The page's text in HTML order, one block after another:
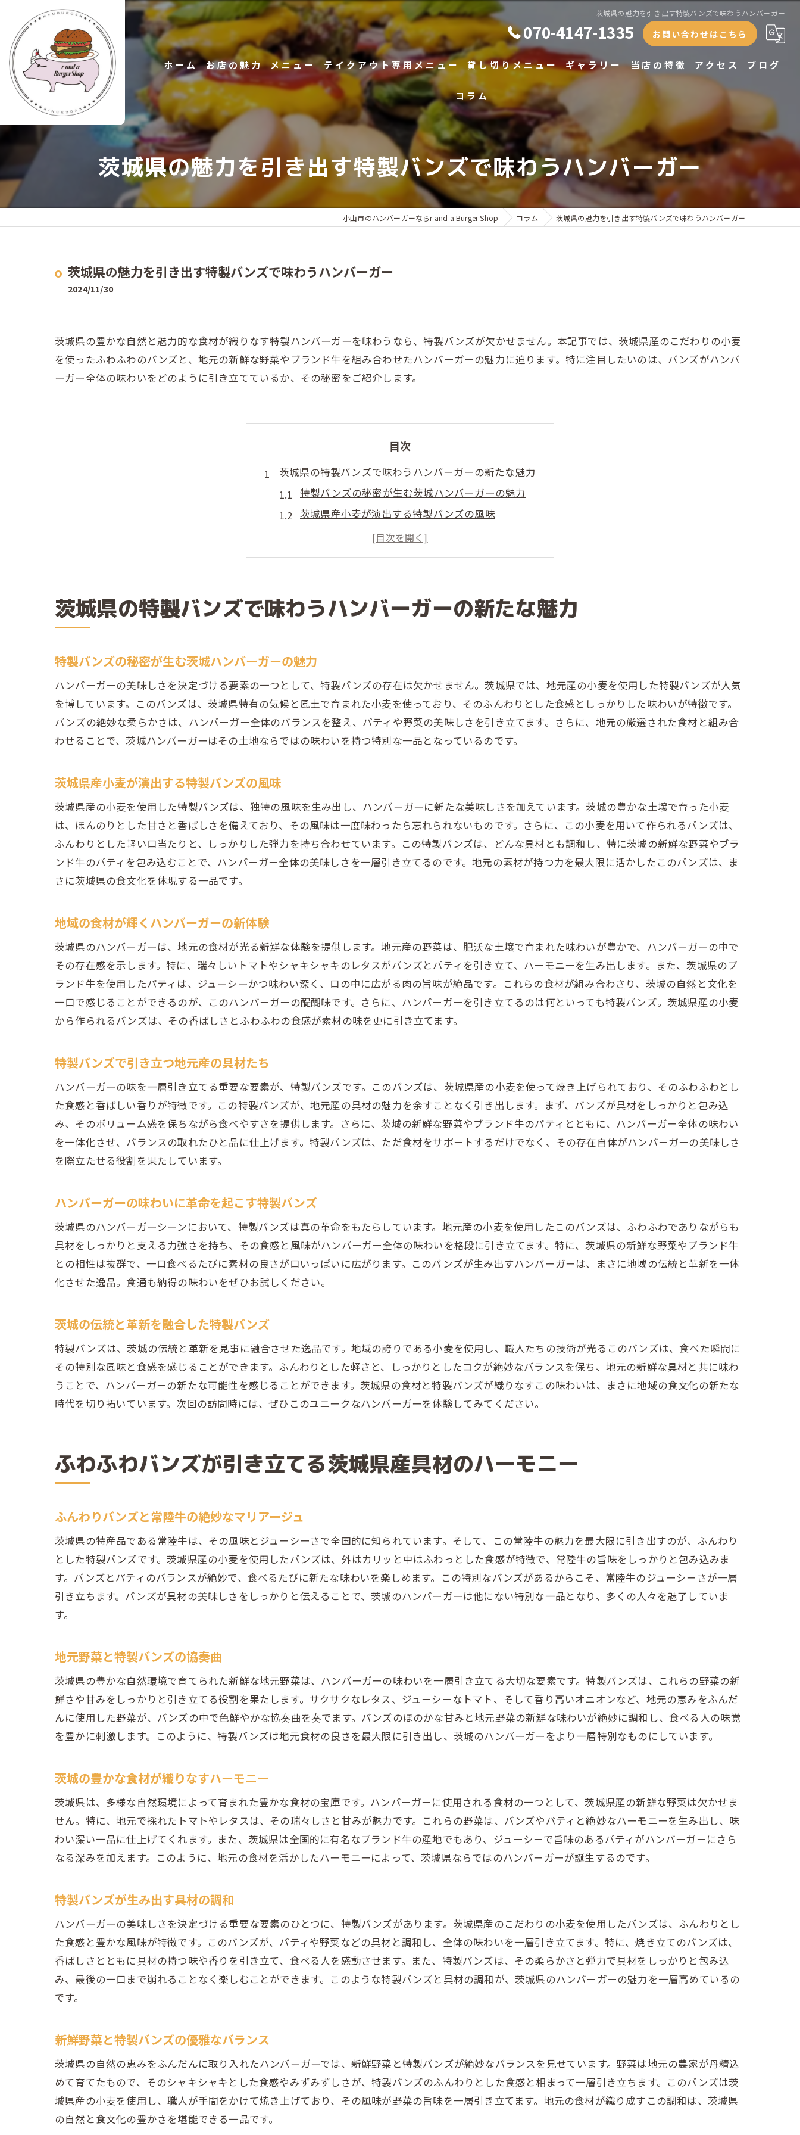
茨城県の魅力を引き出す特製バンズで味わうハンバーガー
070-4147-1335 お問い合わせはこちら
ホーム お店の魅力
ハンバーガーへのこだわり
メニュー テイクアウト専用メニュー 貸し切りメニュー ギャラリー 当店の特徴
ランチ
ディナー
テイクアウト
専門店
貸切
アクセス ブログ
コラム
茨城県の魅力を引き出す特製バンズで味わうハンバーガー
小山市のハンバーガーならr and a Burger Shop コラム 茨城県の魅力を引き出す特製バンズで味わうハンバーガー
茨城県の魅力を引き出す特製バンズで味わうハンバーガー
2024/11/30
茨城県の豊かな自然と魅力的な食材が織りなす特製ハンバーガーを味わうなら、特製バンズが欠かせません。本記事では、茨城県産のこだわりの小麦
を使ったふわふわのバンズと、地元の新鮮な野菜やブランド牛を組み合わせたハンバーガーの魅力に迫ります。特に注目したいのは、バンズがハンバ
ーガー全体の味わいをどのように引き立てているか、その秘密をご紹介します。
目次
茨城県の特製バンズで味わうハンバーガーの新たな魅力
特製バンズの秘密が生む茨城ハンバーガーの魅力
茨城県産小麦が演出する特製バンズの風味
地域の食材が輝くハンバーガーの新体験
特製バンズで引き立つ地元産の具材たち
茨城の伝統と革新を融合した特製バンズ
ふわふわバンズが引き立てる茨城県産具材のハーモニー
地元野菜と特製バンズの協奏曲
茨城の豊かな食材が織りなすハーモニー
特製バンズが生み出す具材の調和
新鮮野菜と特製バンズの優雅なバランス
ハンバーガーにおけるバンズと具材の絶妙な関係
地域の恵みが詰まったバンズの秘密
ハンバーガーを極める地元小麦のチカラ
特製バンズのふわふわ食感の秘密
茨城の自然が育む小麦粉の力
地元食材とバンズの絶妙なシナジー
茨城県産特製バンズで味わう食材の一体感
食材の個性を引き立てるバンズの役割
特製バンズで楽しむ茨城の食材の融合
茨城の自然が生み出す豊かな味わい
ハンバーガーにおける自然の力を感じる瞬間
地産地消がもたらす究極の味わい
地元ブランド牛と特製バンズの贅沢な組み合わせ
常陸牛とバンズの豪華なコラボレーション
特製バンズで味わうブランド牛の余韻
贅沢な味わいを支える特製バンズの役割
ブランド牛とバンズの贅沢な織り成し
ハンバーガーの新境地を切り開く茨城県産バンズ
茨城県産バンズが切り開くハンバーガーの未来
新しいハンバーガー体験を提供する茨城バンズ
茨城の伝統が生み出すバンズの革新
地域から発信するバンズの新たな可能性
茨城バンズがもたらすハンバーガーの新たな展望
風土が味を引き立てる特製ハンバーガー
茨城の風土から生まれる豊かな味わい
特製バンズが語る風土と文化の物語
風土を感じる特製ハンバーガーの魅力
茨城の自然と共に育むハンバーガーの秘密
茨城県の特製バンズで味わうハンバーガーの新たな魅力
特製バンズの秘密が生む茨城ハンバーガーの魅力
ハンバーガーの美味しさを決定づける要素の一つとして、特製バンズの存在は欠かせません。茨城県では、地元産の小麦を使用した特製バンズが人気
を博しています。このバンズは、茨城県特有の気候と風土で育まれた小麦を使っており、そのふんわりとした食感としっかりした味わいが特徴です。
バンズの絶妙な柔らかさは、ハンバーガー全体のバランスを整え、パティや野菜の美味しさを引き立てます。さらに、地元の厳選された食材と組み合
わせることで、茨城ハンバーガーはその土地ならではの味わいを持つ特別な一品となっているのです。
茨城県産小麦が演出する特製バンズの風味
茨城県産の小麦を使用した特製バンズは、独特の風味を生み出し、ハンバーガーに新たな美味しさを加えています。茨城の豊かな土壌で育った小麦
は、ほんのりとした甘さと香ばしさを備えており、その風味は一度味わったら忘れられないものです。さらに、この小麦を用いて作られるバンズは、
ふんわりとした軽い口当たりと、しっかりした弾力を持ち合わせています。この特製バンズは、どんな具材とも調和し、特に茨城の新鮮な野菜やブラ
ンド牛のパティを包み込むことで、ハンバーガー全体の美味しさを一層引き立てるのです。地元の素材が持つ力を最大限に活かしたこのバンズは、ま
さに茨城県の食文化を体現する一品です。
地域の食材が輝くハンバーガーの新体験
茨城県のハンバーガーは、地元の食材が光る新鮮な体験を提供します。地元産の野菜は、肥沃な土壌で育まれた味わいが豊かで、ハンバーガーの中で
その存在感を示します。特に、瑞々しいトマトやシャキシャキのレタスがバンズとパティを引き立て、ハーモニーを生み出します。また、茨城県のブ
ランド牛を使用したパティは、ジューシーかつ味わい深く、口の中に広がる肉の旨味が絶品です。これらの食材が組み合わさり、茨城の自然と文化を
一口で感じることができるのが、このハンバーガーの醍醐味です。さらに、ハンバーガーを引き立てるのは何といっても特製バンズ。茨城県産の小麦
から作られるバンズは、その香ばしさとふわふわの食感が素材の味を更に引き立てます。
特製バンズで引き立つ地元産の具材たち
ハンバーガーの味を一層引き立てる重要な要素が、特製バンズです。このバンズは、茨城県産の小麦を使って焼き上げられており、そのふわふわとし
た食感と香ばしい香りが特徴です。この特製バンズが、地元産の具材の魅力を余すことなく引き出します。まず、バンズが具材をしっかりと包み込
み、そのボリューム感を保ちながら食べやすさを提供します。さらに、茨城の新鮮な野菜やブランド牛のパティとともに、ハンバーガー全体の味わい
を一体化させ、バランスの取れたひと品に仕上げます。特製バンズは、ただ食材をサポートするだけでなく、その存在自体がハンバーガーの美味しさ
を際立たせる役割を果たしています。
ハンバーガーの味わいに革命を起こす特製バンズ
茨城県のハンバーガーシーンにおいて、特製バンズは真の革命をもたらしています。地元産の小麦を使用したこのバンズは、ふわふわでありながらも
具材をしっかりと支える力強さを持ち、その食感と風味がハンバーガー全体の味わいを格段に引き立てます。特に、茨城県の新鮮な野菜やブランド牛
との相性は抜群で、一口食べるたびに素材の良さが口いっぱいに広がります。このバンズが生み出すハンバーガーは、まさに地域の伝統と革新を一体
化させた逸品。食通も納得の味わいをぜひお試しください。
茨城の伝統と革新を融合した特製バンズ
特製バンズは、茨城の伝統と革新を見事に融合させた逸品です。地域の誇りである小麦を使用し、職人たちの技術が光るこのバンズは、食べた瞬間に
その特別な風味と食感を感じることができます。ふんわりとした軽さと、しっかりとしたコクが絶妙なバランスを保ち、地元の新鮮な具材と共に味わ
うことで、ハンバーガーの新たな可能性を感じることができます。茨城県の食材と特製バンズが織りなすこの味わいは、まさに地域の食文化の新たな
時代を切り拓いています。次回の訪問時には、ぜひこのユニークなハンバーガーを体験してみてください。
ふわふわバンズが引き立てる茨城県産具材のハーモニー
ふんわりバンズと常陸牛の絶妙なマリアージュ
茨城県の特産品である常陸牛は、その風味とジューシーさで全国的に知られています。そして、この常陸牛の魅力を最大限に引き出すのが、ふんわり
とした特製バンズです。茨城県産の小麦を使用したバンズは、外はカリッと中はふわっとした食感が特徴で、常陸牛の旨味をしっかりと包み込みま
す。バンズとパティのバランスが絶妙で、食べるたびに新たな味わいを楽しめます。この特別なバンズがあるからこそ、常陸牛のジューシーさが一層
引き立ちます。バンズが具材の美味しさをしっかりと伝えることで、茨城のハンバーガーは他にない特別な一品となり、多くの人々を魅了していま
す。
地元野菜と特製バンズの協奏曲
茨城県の豊かな自然環境で育てられた新鮮な地元野菜は、ハンバーガーの味わいを一層引き立てる大切な要素です。特製バンズは、これらの野菜の新
鮮さや甘みをしっかりと引き立てる役割を果たします。サクサクなレタス、ジューシーなトマト、そして香り高いオニオンなど、地元の恵みをふんだ
んに使用した野菜が、バンズの中で色鮮やかな協奏曲を奏でます。バンズのほのかな甘みと地元野菜の新鮮な味わいが絶妙に調和し、食べる人の味覚
を豊かに刺激します。このように、特製バンズは地元食材の良さを最大限に引き出し、茨城のハンバーガーをより一層特別なものにしています。
茨城の豊かな食材が織りなすハーモニー
茨城県は、多様な自然環境によって育まれた豊かな食材の宝庫です。ハンバーガーに使用される食材の一つとして、茨城県産の新鮮な野菜は欠かせま
せん。特に、地元で採れたトマトやレタスは、その瑞々しさと甘みが魅力です。これらの野菜は、バンズやパティと絶妙なハーモニーを生み出し、味
わい深い一品に仕上げてくれます。また、茨城県は全国的に有名なブランド牛の産地でもあり、ジューシーで旨味のあるパティがハンバーガーにさら
なる深みを加えます。このように、地元の食材を活かしたハーモニーによって、茨城県ならではのハンバーガーが誕生するのです。
特製バンズが生み出す具材の調和
ハンバーガーの美味しさを決定づける重要な要素のひとつに、特製バンズがあります。茨城県産のこだわりの小麦を使用したバンズは、ふんわりとし
た食感と豊かな風味が特徴です。このバンズが、パティや野菜などの具材と調和し、全体の味わいを一層引き立てます。特に、焼き立てのバンズは、
香ばしさとともに具材の持つ味や香りを引き立て、食べる人を感動させます。また、特製バンズは、その柔らかさと弾力で具材をしっかりと包み込
み、最後の一口まで崩れることなく楽しむことができます。このような特製バンズと具材の調和が、茨城県のハンバーガーの魅力を一層高めているの
です。
新鮮野菜と特製バンズの優雅なバランス
茨城県の自然の恵みをふんだんに取り入れたハンバーガーでは、新鮮野菜と特製バンズが絶妙なバランスを見せています。野菜は地元の農家が丹精込
めて育てたもので、そのシャキシャキとした食感やみずみずしさが、特製バンズのふんわりとした食感と相まって一層引き立ちます。このバンズは茨
城県産の小麦を使用し、職人が手間をかけて焼き上げており、その風味が野菜の旨味を一層引き立てます。地元の食材が織り成すこの調和は、茨城県
の自然と食文化の豊かさを堪能できる一品です。